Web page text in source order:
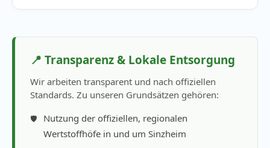
📍 Transparenz & Lokale Entsorgung
Wir arbeiten transparent und nach offiziellen
Standards. Zu unseren Grundsätzen gehören:
Nutzung der offiziellen, regionalen
Wertstoffhöfe in und um Sinzheim